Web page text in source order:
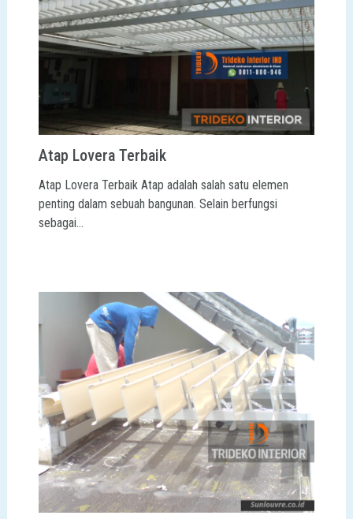
Atap Lovera Terbaik
Atap Lovera Terbaik Atap adalah salah satu elemen
penting dalam sebuah bangunan. Selain berfungsi
sebagai…